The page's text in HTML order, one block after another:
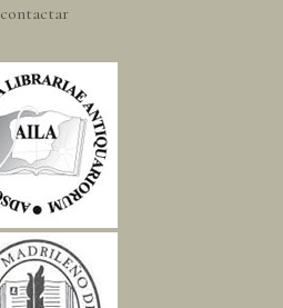
contactar